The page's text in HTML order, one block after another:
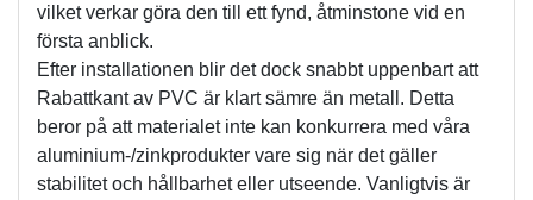
vilket verkar göra den till ett fynd, åtminstone vid en
första anblick.
Efter installationen blir det dock snabbt uppenbart att
Rabattkant av PVC är klart sämre än metall. Detta
beror på att materialet inte kan konkurrera med våra
aluminium-/zinkprodukter vare sig när det gäller
stabilitet och hållbarhet eller utseende. Vanligtvis är